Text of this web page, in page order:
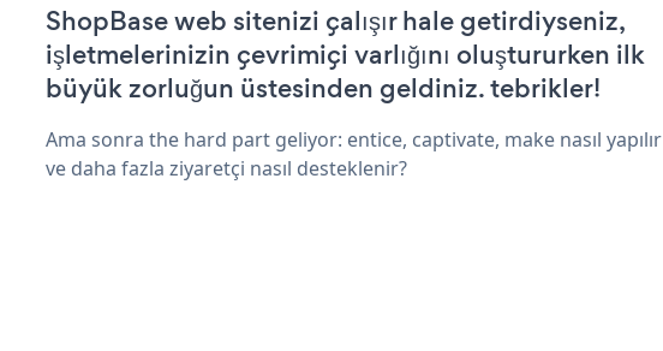
ShopBase web sitenizi çalışır hale getirdiyseniz,
işletmelerinizin çevrimiçi varlığını oluştururken ilk
büyük zorluğun üstesinden geldiniz. tebrikler!
Ama sonra the hard part geliyor: entice, captivate, make nasıl yapılır
ve daha fazla ziyaretçi nasıl desteklenir?